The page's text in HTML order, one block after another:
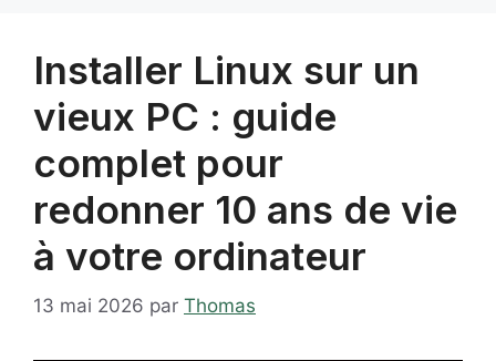
Installer Linux sur un
vieux PC : guide
complet pour
redonner 10 ans de vie
à votre ordinateur
13 mai 2026 par Thomas